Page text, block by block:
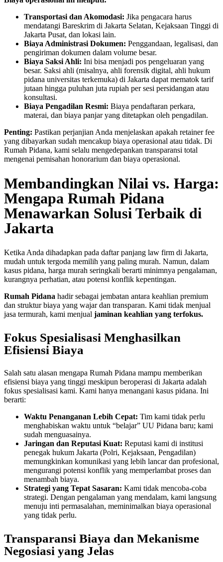
Transportasi dan Akomodasi: Jika pengacara harus
mendatangi Bareskrim di Jakarta Selatan, Kejaksaan Tinggi di
Jakarta Pusat, dan lokasi lain.
Biaya Administrasi Dokumen: Penggandaan, legalisasi, dan
pengiriman dokumen dalam volume besar.
Biaya Saksi Ahli: Ini bisa menjadi pos pengeluaran yang
besar. Saksi ahli (misalnya, ahli forensik digital, ahli hukum
pidana universitas terkemuka) di Jakarta dapat mematok tarif
jutaan hingga puluhan juta rupiah per sesi persidangan atau
konsultasi.
Biaya Pengadilan Resmi: Biaya pendaftaran perkara,
materai, dan biaya panjar yang ditetapkan oleh pengadilan.
Penting: Pastikan perjanjian Anda menjelaskan apakah retainer fee
yang dibayarkan sudah mencakup biaya operasional atau tidak. Di
Rumah Pidana, kami selalu mengedepankan transparansi total
mengenai pemisahan honorarium dan biaya operasional.
Membandingkan Nilai vs. Harga:
Mengapa Rumah Pidana
Menawarkan Solusi Terbaik di
Jakarta
Ketika Anda dihadapkan pada daftar panjang law firm di Jakarta,
mudah untuk tergoda memilih yang paling murah. Namun, dalam
kasus pidana, harga murah seringkali berarti minimnya pengalaman,
kurangnya perhatian, atau potensi konflik kepentingan.
Rumah Pidana hadir sebagai jembatan antara keahlian premium
dan struktur biaya yang wajar dan transparan. Kami tidak menjual
jasa termurah, kami menjual jaminan keahlian yang terfokus.
Fokus Spesialisasi Menghasilkan
Efisiensi Biaya
Salah satu alasan mengapa Rumah Pidana mampu memberikan
efisiensi biaya yang tinggi meskipun beroperasi di Jakarta adalah
fokus spesialisasi kami. Kami hanya menangani kasus pidana. Ini
berarti:
Waktu Penanganan Lebih Cepat: Tim kami tidak perlu
menghabiskan waktu untuk “belajar” UU Pidana baru; kami
sudah menguasainya.
Jaringan dan Reputasi Kuat: Reputasi kami di institusi
penegak hukum Jakarta (Polri, Kejaksaan, Pengadilan)
memungkinkan komunikasi yang lebih lancar dan profesional,
mengurangi potensi konflik yang memperlambat proses dan
menambah biaya.
Strategi yang Tepat Sasaran: Kami tidak mencoba-coba
strategi. Dengan pengalaman yang mendalam, kami langsung
menuju inti permasalahan, meminimalkan biaya operasional
yang tidak perlu.
Transparansi Biaya dan Mekanisme
Negosiasi yang Jelas